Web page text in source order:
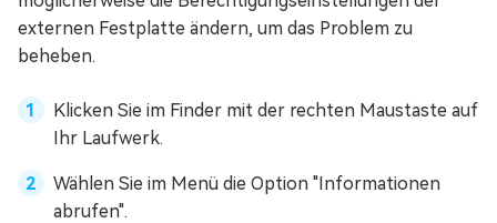
externen Festplatte ändern, um das Problem zu
beheben.
Klicken Sie im Finder mit der rechten Maustaste auf
Ihr Laufwerk.
Wählen Sie im Menü die Option "Informationen
abrufen".